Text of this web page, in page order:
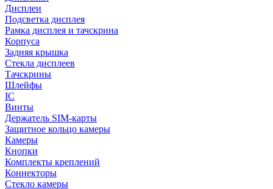
Дисплеи
Подсветка дисплея
Рамка дисплея и тачскрина
Корпуса
Задняя крышка
Стекла дисплеев
Тачскрины
Шлейфы
IC
Винты
Держатель SIM-карты
Защитное кольцо камеры
Камеры
Кнопки
Комплекты креплений
Коннекторы
Стекло камеры